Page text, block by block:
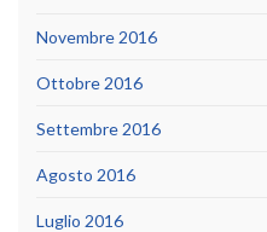
Novembre 2016
Ottobre 2016
Settembre 2016
Agosto 2016
Luglio 2016